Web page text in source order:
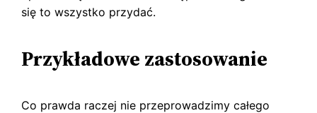
się to wszystko przydać.
Przykładowe zastosowanie
Co prawda raczej nie przeprowadzimy całego